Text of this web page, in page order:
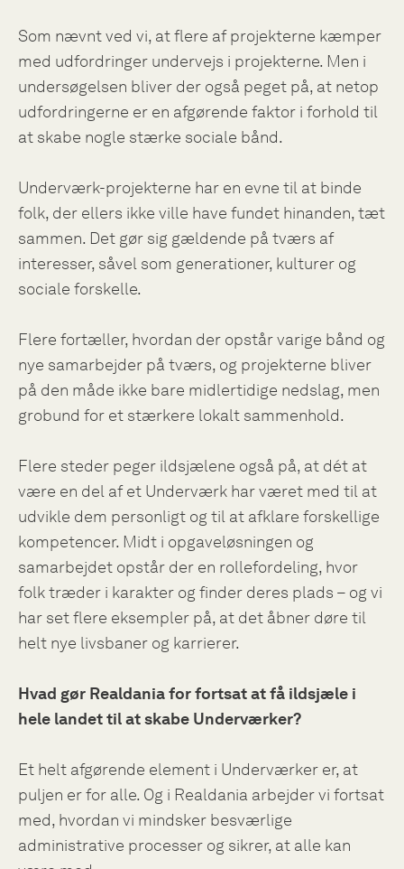
Som nævnt ved vi, at flere af projekterne kæmper
med udfordringer undervejs i projekterne. Men i
undersøgelsen bliver der også peget på, at netop
udfordringerne er en afgørende faktor i forhold til
at skabe nogle stærke sociale bånd.
Underværk-projekterne har en evne til at binde
folk, der ellers ikke ville have fundet hinanden, tæt
sammen. Det gør sig gældende på tværs af
interesser, såvel som generationer, kulturer og
sociale forskelle.
Flere fortæller, hvordan der opstår varige bånd og
nye samarbejder på tværs, og projekterne bliver
på den måde ikke bare midlertidige nedslag, men
grobund for et stærkere lokalt sammenhold.
Flere steder peger ildsjælene også på, at dét at
være en del af et Underværk har været med til at
udvikle dem personligt og til at afklare forskellige
kompetencer. Midt i opgaveløsningen og
samarbejdet opstår der en rollefordeling, hvor
folk træder i karakter og finder deres plads – og vi
har set flere eksempler på, at det åbner døre til
helt nye livsbaner og karrierer.
Hvad gør Realdania for fortsat at få ildsjæle i
hele landet til at skabe Underværker?
Et helt afgørende element i Underværker er, at
puljen er for alle. Og i Realdania arbejder vi fortsat
med, hvordan vi mindsker besværlige
administrative processer og sikrer, at alle kan